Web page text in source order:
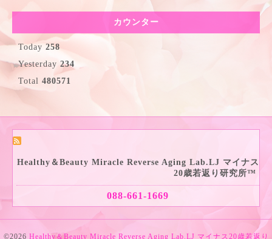
カウンター
Today 258
Yesterday 234
Total 480571
Healthy＆Beauty Miracle Reverse Aging Lab.LJ マイナス
20歳若返り研究所™
088-661-1669
©2026 Healthy＆Beauty Miracle Reverse Aging Lab.LJ マイナス20歳若返り